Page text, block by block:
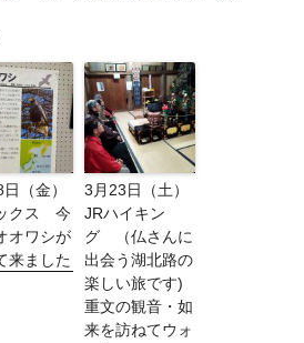
（金）
クス 今
オワシが
来ました
3月23日（土）
JRハイキン
グ （仏さんに
出会う湖北路の
楽しい旅です)
重文の観音・如
来を訪ねてウォ